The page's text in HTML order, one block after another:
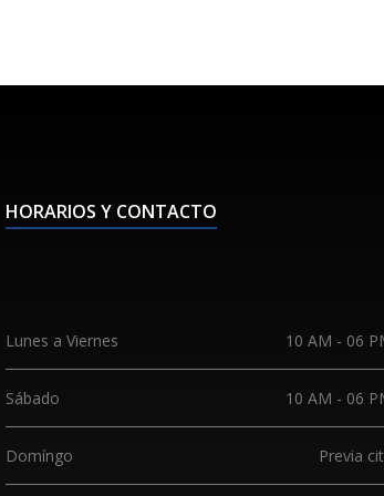
HORARIOS Y CONTACTO
Lunes a Viernes 10 AM - 06
Sábado 10 AM - 06
Domíngo Previa
DECORACION Y SERVICIOS
En Moga Inmobiliaria te apoyamos